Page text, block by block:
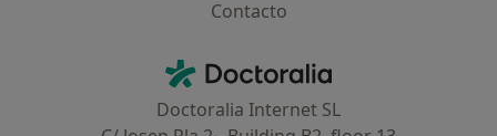
Contacto
Doctoralia - Homepage
Doctoralia Internet SL